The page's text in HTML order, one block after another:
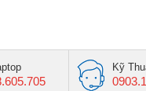
Kỹ